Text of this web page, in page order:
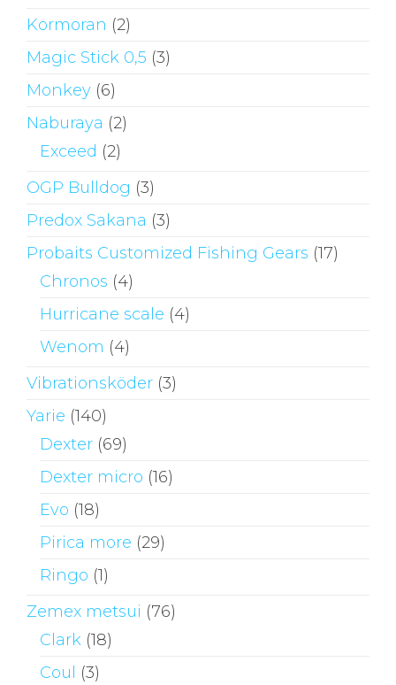
Kormoran (2)
Magic Stick 0,5 (3)
Monkey (6)
Naburaya (2)
Exceed (2)
OGP Bulldog (3)
Predox Sakana (3)
Probaits Customized Fishing Gears (17)
Chronos (4)
Hurricane scale (4)
Wenom (4)
Vibrationsköder (3)
Yarie (140)
Dexter (69)
Dexter micro (16)
Evo (18)
Pirica more (29)
Ringo (1)
Zemex metsui (76)
Clark (18)
Coul
(3)